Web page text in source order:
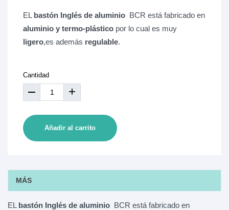
EL bastón Inglés de aluminio BCR está fabricado en
aluminio y termo-plástico por lo cual es muy
ligero,es además regulable.
Cantidad
+
Añadir al carrito
MÁS
EL bastón Inglés de aluminio BCR está fabricado en